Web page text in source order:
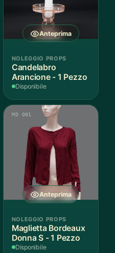
Anteprima
NOLEGGIO PROPS
Candelabro
Arancione - 1 Pezzo
Disponibile
Anteprima
MD 001
NOLEGGIO PROPS
Maglietta Bordeaux
Donna S - 1 Pezzo
Disponibile